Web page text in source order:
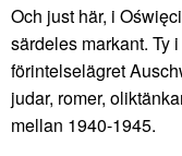
Och just här, i
särdeles markant. Ty
förintelselägret
judar, romer,
mellan 1940-1945.